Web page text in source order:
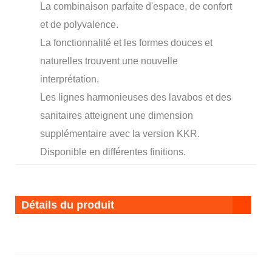
La combinaison parfaite d'espace, de confort
et de polyvalence.
La fonctionnalité et les formes douces et
naturelles trouvent une nouvelle
interprétation.
Les lignes harmonieuses des lavabos et des
sanitaires atteignent une dimension
supplémentaire avec la version KKR.
Disponible en différentes finitions.
Détails du produit